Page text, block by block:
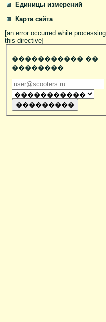
Единицы измерений
Карта сайта
[an error occurred while processing
this directive]
����������� ��
��������